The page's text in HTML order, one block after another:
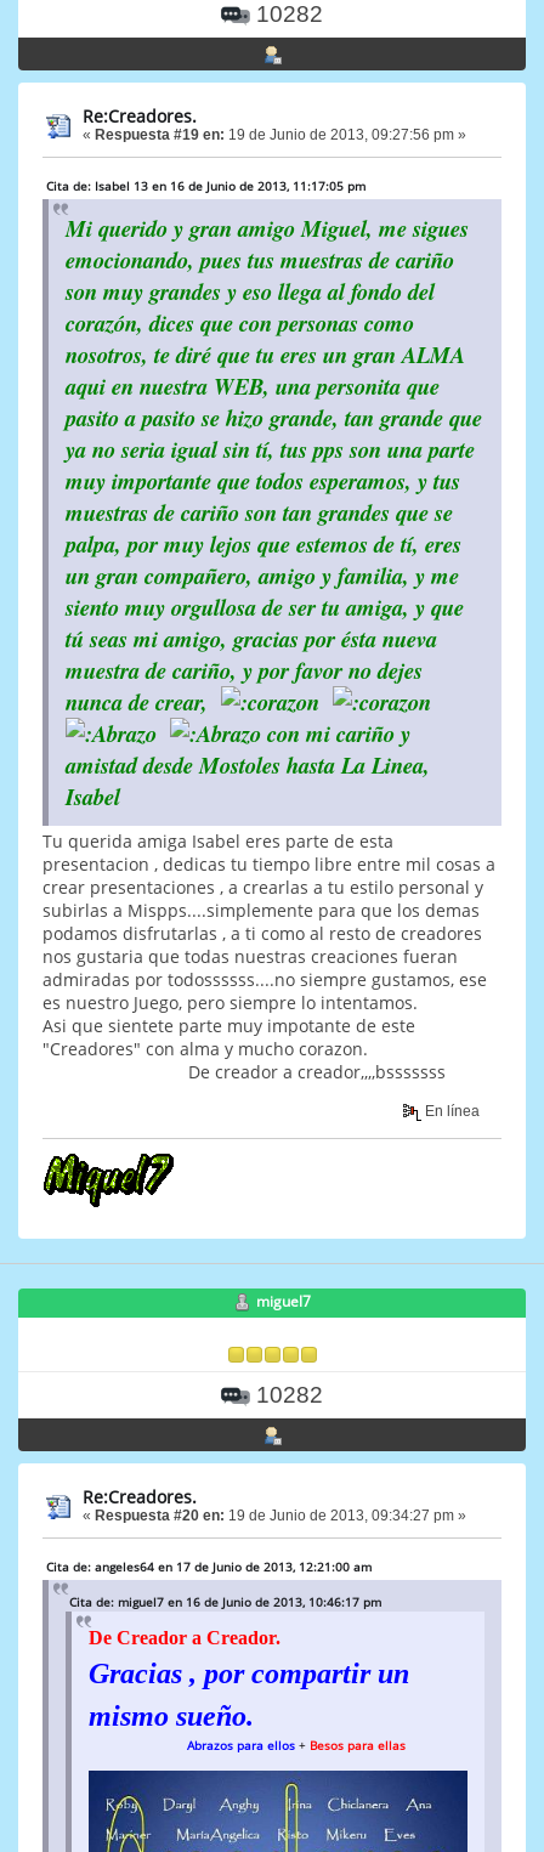
10282
Re:Creadores.
« Respuesta #19 en: 19 de Junio de 2013, 09:27:56 pm »
Cita de: Isabel 13 en 16 de Junio de 2013, 11:17:05 pm
Mi querido y gran amigo Miguel, me sigues
emocionando, pues tus muestras de cariño
son muy grandes y eso llega al fondo del
corazón, dices que con personas como
nosotros, te diré que tu eres un gran ALMA
aqui en nuestra WEB, una personita que
pasito a pasito se hizo grande, tan grande que
ya no seria igual sin tí, tus pps son una parte
muy importante que todos esperamos, y tus
muestras de cariño son tan grandes que se
palpa, por muy lejos que estemos de tí, eres
un gran compañero, amigo y familia, y me
siento muy orgullosa de ser tu amiga, y que
tú seas mi amigo, gracias por ésta nueva
muestra de cariño, y por favor no dejes
nunca de crear,
con mi cariño y
amistad desde Mostoles hasta La Linea,
Isabel
Tu querida amiga Isabel eres parte de esta
presentacion , dedicas tu tiempo libre entre mil cosas a
crear presentaciones , a crearlas a tu estilo personal y
subirlas a Mispps....simplemente para que los demas
podamos disfrutarlas , a ti como al resto de creadores
nos gustaria que todas nuestras creaciones fueran
admiradas por todossssss....no siempre gustamos, ese
es nuestro Juego, pero siempre lo intentamos.
Asi que sientete parte muy impotante de este
"Creadores" con alma y mucho corazon.
De creador a creador,,,,bsssssss
En línea
miguel7
10282
Re:Creadores.
« Respuesta #20 en: 19 de Junio de 2013, 09:34:27 pm »
Cita de: angeles64 en 17 de Junio de 2013, 12:21:00 am
Cita de: miguel7 en 16 de Junio de 2013, 10:46:17 pm
De Creador a Creador.
Gracias , por compartir un
mismo sueño.
Abrazos para ellos + Besos para ellas